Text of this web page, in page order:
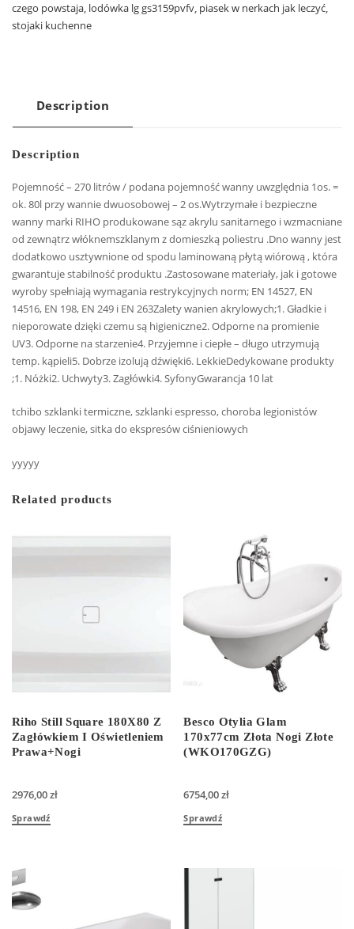
czego powstaja, lodówka lg gs3159pvfv, piasek w nerkach jak leczyć,
stojaki kuchenne
Description
Description
Pojemność – 270 litrów / podana pojemność wanny uwzględnia 1os. =
ok. 80l przy wannie dwuosobowej – 2 os.Wytrzymałe i bezpieczne
wanny marki RIHO produkowane sąz akrylu sanitarnego i wzmacniane
od zewnątrz włóknemszklanym z domieszką poliestru .Dno wanny jest
dodatkowo usztywnione od spodu laminowaną płytą wiórową , która
gwarantuje stabilność produktu .Zastosowane materiały, jak i gotowe
wyroby spełniają wymagania restrykcyjnych norm; EN 14527, EN
14516, EN 198, EN 249 i EN 263Zalety wanien akrylowych;1. Gładkie i
nieporowate dzięki czemu są higieniczne2. Odporne na promienie
UV3. Odporne na starzenie4. Przyjemne i ciepłe – długo utrzymują
temp. kąpieli5. Dobrze izolują dźwięki6. LekkieDedykowane produkty
;1. Nóżki2. Uchwyty3. Zagłówki4. SyfonyGwarancja 10 lat
tchibo szklanki termiczne, szklanki espresso, choroba legionistów
objawy leczenie, sitka do ekspresów ciśnieniowych
yyyyy
Related products
Riho Still Square 180X80 Z
Zagłówkiem I Oświetleniem
Prawa+Nogi
2976,00zł
Sprawdź
Besco Otylia Glam
170x77cm Złota Nogi Złote
(WKO170GZG)
6754,00zł
Sprawdź